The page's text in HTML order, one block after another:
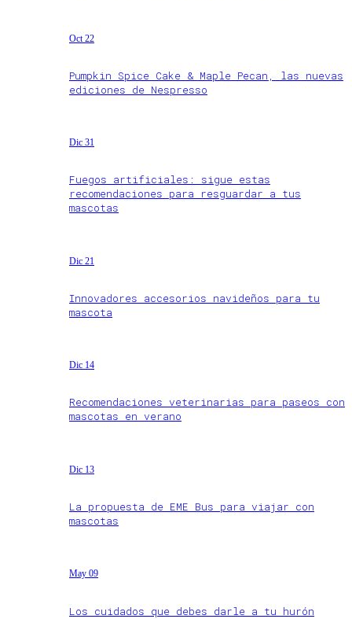
Oct 22
Pumpkin Spice Cake & Maple Pecan, las nuevas
ediciones de Nespresso
Dic 31
Fuegos artificiales: sigue estas
recomendaciones para resguardar a tus
mascotas
Dic 21
Innovadores accesorios navideños para tu
mascota
Dic 14
Recomendaciones veterinarias para paseos con
mascotas en verano
Dic 13
La propuesta de EME Bus para viajar con
mascotas
May 09
Los cuidados que debes darle a tu hurón